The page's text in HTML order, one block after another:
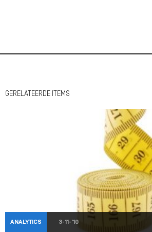
GERELATEERDE ITEMS
ANALYTICS 3-11-'10